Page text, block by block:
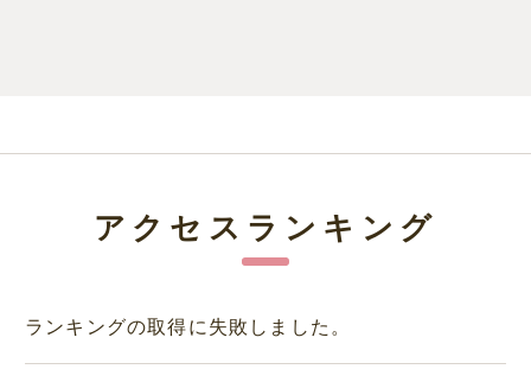
アクセスランキング
ランキングの取得に失敗しました。